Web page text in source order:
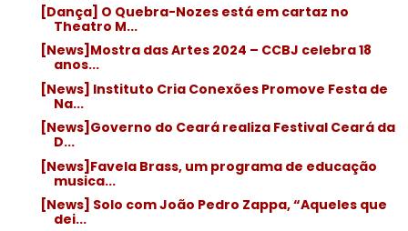
[Dança] O Quebra-Nozes está em cartaz no
Theatro M...
[News]Mostra das Artes 2024 – CCBJ celebra 18
anos...
[News] Instituto Cria Conexões Promove Festa de
Na...
[News]Governo do Ceará realiza Festival Ceará da
D...
[News]Favela Brass, um programa de educação
musica...
[News] Solo com João Pedro Zappa, “Aqueles que
dei...